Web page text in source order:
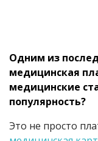
Одним из
медицинская
медицинские
популярность?
Это не просто